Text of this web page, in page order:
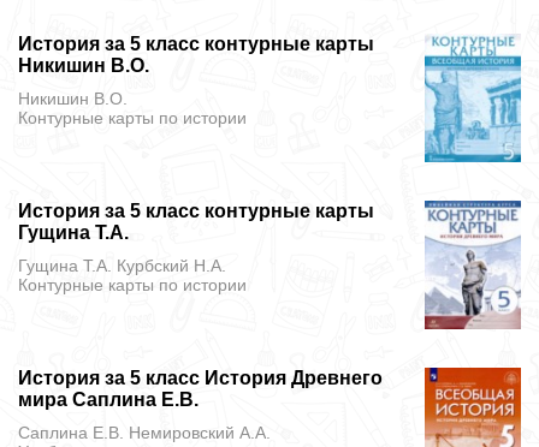
История за 5 класс контурные карты
Никишин В.О.
Никишин В.О.
Контурные карты по истории
История за 5 класс контурные карты
Гущина Т.А.
Гущина Т.А. Курбский Н.А.
Контурные карты по истории
История за 5 класс История Древнего
мира Саплина Е.В.
Саплина Е.В. Немировский А.А.